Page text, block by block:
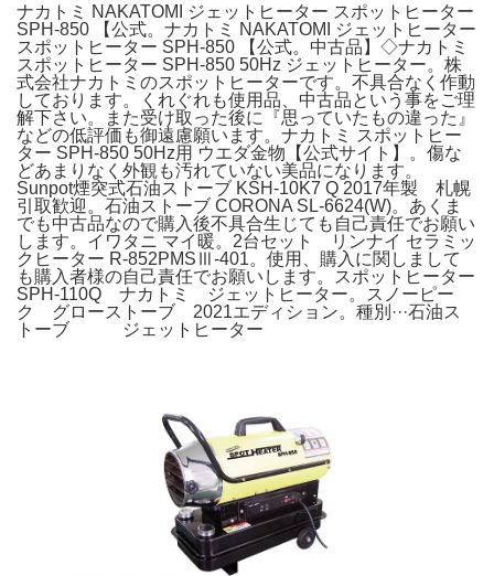
ナカトミ NAKATOMI ジェットヒーター スポットヒーター
SPH-850 【公式。ナカトミ NAKATOMI ジェットヒーター
スポットヒーター SPH-850 【公式。中古品】◇ナカトミ
スポットヒーター SPH-850 50Hz ジェットヒーター。株
式会社ナカトミのスポットヒーターです。不具合なく作動
しております。くれぐれも使用品、中古品という事をご理
解下さい。また受け取った後に『思っていたもの違った』
などの低評価も御遠慮願います。ナカトミ スポットヒー
ター SPH-850 50Hz用 ウエダ金物【公式サイト】。傷な
どあまりなく外観も汚れていない美品になります。
Sunpot煙突式石油ストーブ KSH-10K7 Q 2017年製 札幌
引取歓迎。石油ストーブ CORONA SL-6624(W)。あくま
でも中古品なので購入後不具合生じても自己責任でお願い
します。イワタニ マイ暖。2台セット リンナイ セラミッ
クヒーター R-852PMSⅢ-401。使用、購入に関しまして
も購入者様の自己責任でお願いします。スポットヒーター
SPH-110Q ナカトミ ジェットヒーター。スノーピー
ク グローストーブ 2021エディション。種別···石油ス
トーブ ジェットヒーター